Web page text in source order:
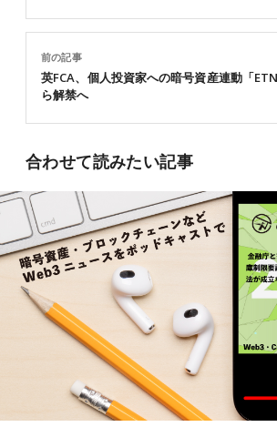
前の記事
英FCA、個人投資家への暗号資産連動「
ら解禁へ
合わせて読みたい記事